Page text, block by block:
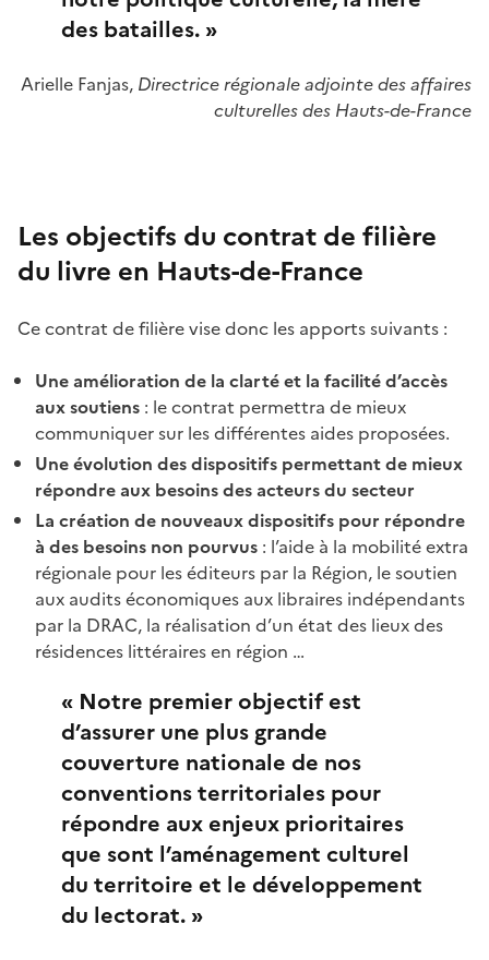
des batailles. »
Arielle Fanjas, Directrice régionale adjointe des affaires
culturelles des Hauts-de-France
Les objectifs du contrat de filière
du livre en Hauts-de-France
Ce contrat de filière vise donc les apports suivants :
Une amélioration de la clarté et la facilité d’accès
aux soutiens : le contrat permettra de mieux
communiquer sur les différentes aides proposées.
Une évolution des dispositifs permettant de mieux
répondre aux besoins des acteurs du secteur
La création de nouveaux dispositifs pour répondre
à des besoins non pourvus : l’aide à la mobilité extra
régionale pour les éditeurs par la Région, le soutien
aux audits économiques aux libraires indépendants
par la DRAC, la réalisation d’un état des lieux des
résidences littéraires en région …
« Notre premier objectif est
d’assurer une plus grande
couverture nationale de nos
conventions territoriales pour
répondre aux enjeux prioritaires
que sont l’aménagement culturel
du territoire et le développement
du lectorat. »